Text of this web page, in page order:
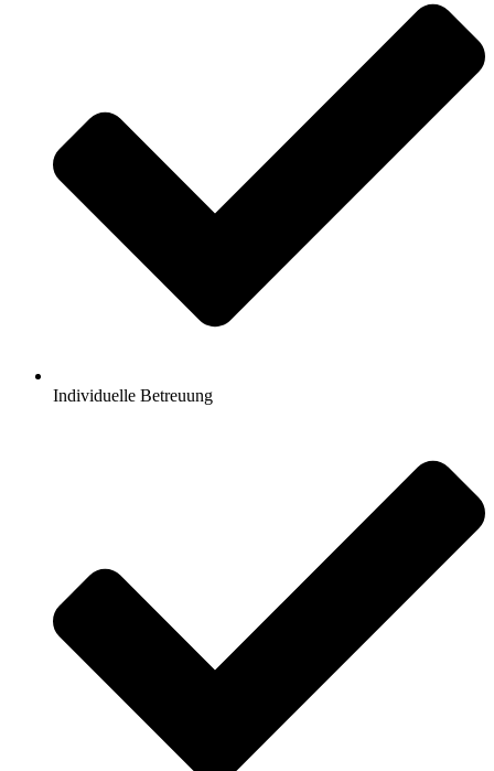
Individuelle Betreuung